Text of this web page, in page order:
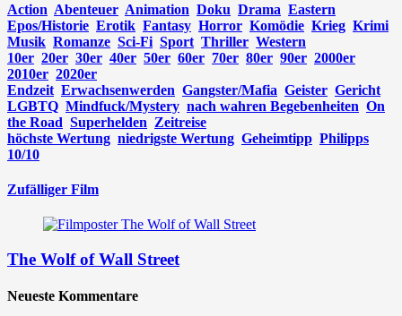
Action Abenteuer Animation Doku Drama Eastern
Epos/Historie Erotik Fantasy Horror Komödie Krieg Krimi
Musik Romanze Sci-Fi Sport Thriller Western
10er 20er 30er 40er 50er 60er 70er 80er 90er 2000er
2010er 2020er
Endzeit Erwachsenwerden Gangster/Mafia Geister Gericht
LGBTQ Mindfuck/Mystery nach wahren Begebenheiten On
the Road Superhelden Zeitreise
höchste Wertung niedrigste Wertung Geheimtipp Philipps
10/10
Zufälliger Film
The Wolf of Wall Street
Neueste Kommentare